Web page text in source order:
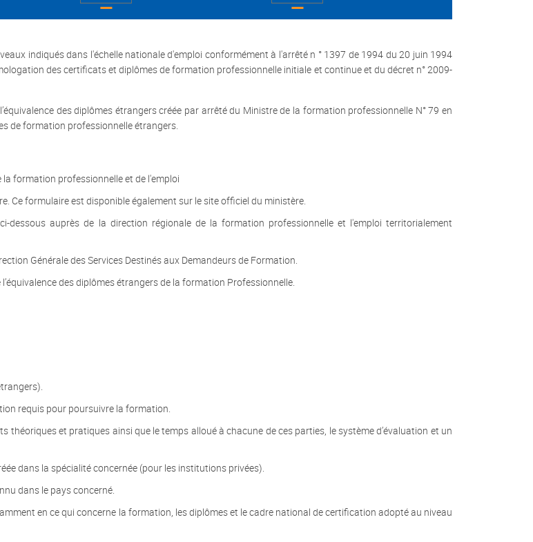
indiqués dans l'échelle nationale d'emploi conformément à l'arrêté n ° 1397 de 1994 du 20 juin 1994
des certificats et diplômes de formation professionnelle initiale et continue et du décret n° 2009-
des diplômes étrangers créée par arrêté du Ministre de la formation professionnelle N° 79 en
de formation professionnelle étrangers.
formation professionnelle et de l'emploi
Ce formulaire est disponible également sur le site officiel du ministère.
dessous auprès de la direction régionale de la formation professionnelle et l'emploi territorialement
Générale des Services Destinés aux Demandeurs de Formation.
des diplômes étrangers de la formation Professionnelle.
requis pour poursuivre la formation.
et pratiques ainsi que le temps alloué à chacune de ces parties, le système d’évaluation et un
dans la spécialité concernée (pour les institutions privées).
dans le pays concerné.
en ce qui concerne la formation, les diplômes et le cadre national de certification adopté au niveau